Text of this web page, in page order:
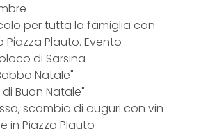
per tutta la famiglia con
Piazza Plauto. Evento
di Sarsina
Natale"
Buon Natale"
scambio di auguri con vin
in Piazza Plauto